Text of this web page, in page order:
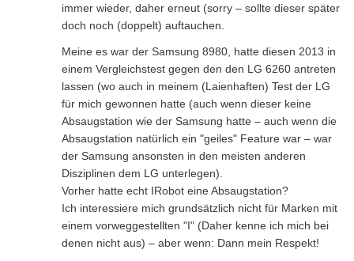
immer wieder, daher erneut (sorry – sollte dieser später
doch noch (doppelt) auftauchen.
Meine es war der Samsung 8980, hatte diesen 2013 in
einem Vergleichstest gegen den den LG 6260 antreten
lassen (wo auch in meinem (Laienhaften) Test der LG
für mich gewonnen hatte (auch wenn dieser keine
Absaugstation wie der Samsung hatte – auch wenn die
Absaugstation natürlich ein "geiles" Feature war – war
der Samsung ansonsten in den meisten anderen
Disziplinen dem LG unterlegen).
Vorher hatte echt IRobot eine Absaugstation?
Ich interessiere mich grundsätzlich nicht für Marken mit
einem vorweggestellten "I" (Daher kenne ich mich bei
denen nicht aus) – aber wenn: Dann mein Respekt!